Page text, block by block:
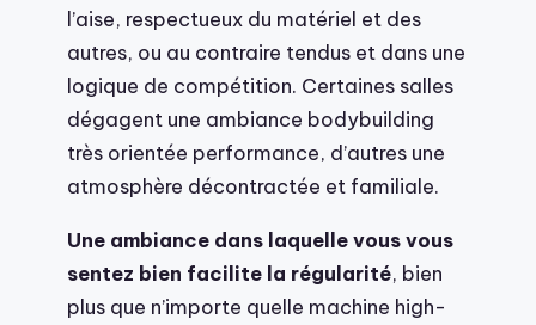
l’aise, respectueux du matériel et des
autres, ou au contraire tendus et dans une
logique de compétition. Certaines salles
dégagent une ambiance bodybuilding
très orientée performance, d’autres une
atmosphère décontractée et familiale.
Une ambiance dans laquelle vous vous
sentez bien facilite la régularité, bien
plus que n’importe quelle machine high-